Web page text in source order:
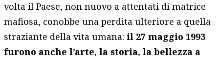
volta il Paese, non nuovo a attentati di matrice
mafiosa, conobbe una perdita ulteriore a quella
straziante della vita umana:il 27 maggio 1993
furono anche l’arte, la storia, la bellezza a